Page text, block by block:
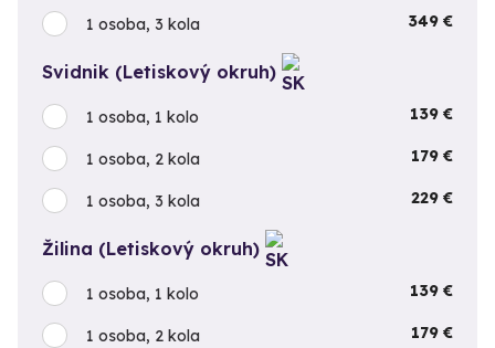
1 osoba, 3 kola 349 €
Svidnik (Letiskový okruh)
1 osoba, 1 kolo 139 €
1 osoba, 2 kola 179 €
1 osoba, 3 kola 229 €
Žilina (Letiskový okruh)
1 osoba, 1 kolo 139 €
1 osoba, 2 kola 179 €